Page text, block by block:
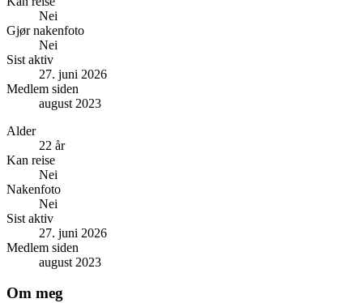
Nei
Gjør nakenfoto
Nei
Sist aktiv
27. juni 2026
Medlem siden
august 2023
Alder
22 år
Kan reise
Nei
Nakenfoto
Nei
Sist aktiv
27. juni 2026
Medlem siden
august 2023
Om meg